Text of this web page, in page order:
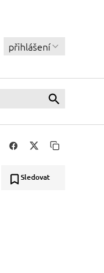
přihlášení
Sledovat